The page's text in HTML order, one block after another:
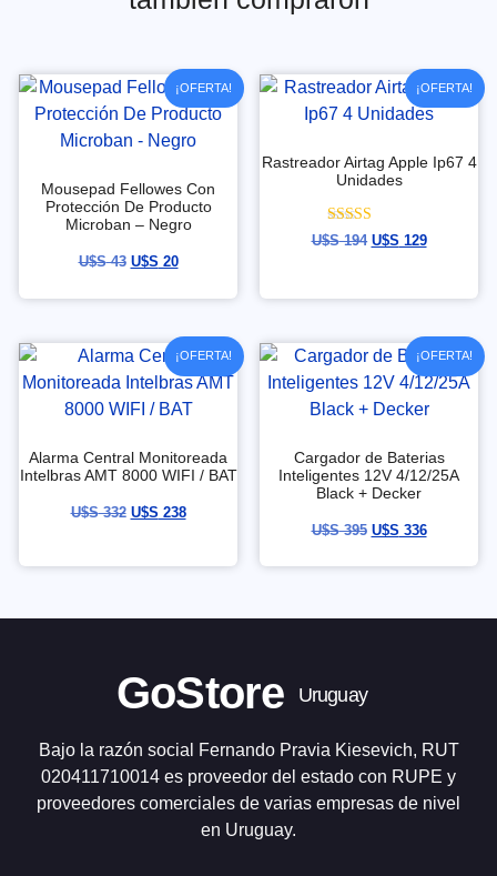
¡OFERTA!
Mousepad Fellowes Con
Protección De Producto
Microban – Negro
U$S43 U$S 20
¡OFERTA!
Rastreador Airtag Apple Ip67 4
Unidades
Valorado con
5.00
U$S194 U$S 129
¡OFERTA!
Alarma Central Monitoreada
Intelbras AMT 8000 WIFI / BAT
U$S332 U$S 238
¡OFERTA!
Cargador de Baterias
Inteligentes 12V 4/12/25A
Black + Decker
U$S395 U$S 336
GoStore Uruguay
Bajo la razón social Fernando Pravia Kiesevich, RUT
020411710014 es proveedor del estado con RUPE y
proveedores comerciales de varias empresas de nivel
en Uruguay.